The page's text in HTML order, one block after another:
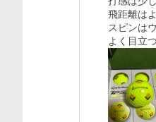
飛距離は
スピンは
よく目立